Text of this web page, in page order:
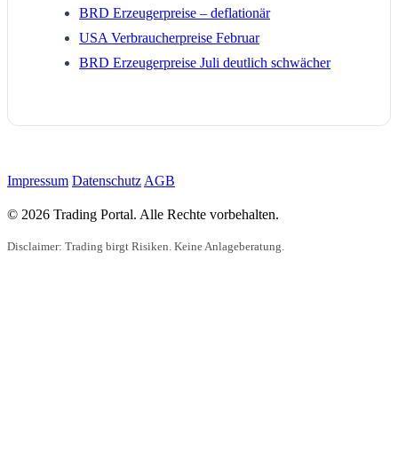
BRD Erzeugerpreise – deflationär
USA Verbraucherpreise Februar
BRD Erzeugerpreise Juli deutlich schwächer
Impressum Datenschutz AGB
© 2026 Trading Portal. Alle Rechte vorbehalten.
Disclaimer: Trading birgt Risiken. Keine Anlageberatung.